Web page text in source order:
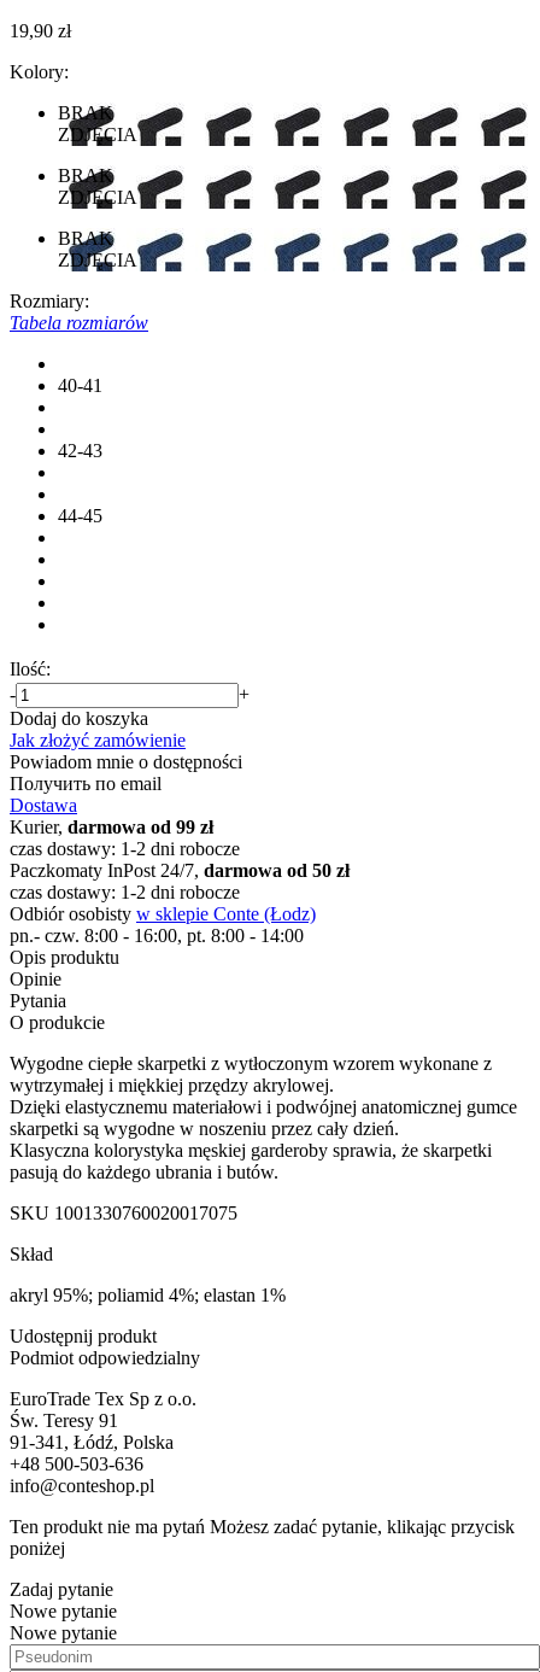
19,90 zł
Kolory:
BRAK
ZDJĘCIA
BRAK
ZDJĘCIA
BRAK
ZDJĘCIA
Rozmiary:
Tabela rozmiarów
40-41
42-43
44-45
Ilość:
-
+
Dodaj do koszyka
Jak złożyć zamówienie
Powiadom mnie o dostępności
Получить по email
Dostawa
Kurier, darmowa od 99 zł
czas dostawy: 1-2 dni robocze
Paczkomaty InPost 24/7, darmowa od 50 zł
czas dostawy: 1-2 dni robocze
Odbiór osobisty w sklepie Conte (Łodz)
pn.- czw. 8:00 - 16:00, pt. 8:00 - 14:00
Opis produktu
Opinie
Pytania
O produkcie
Wygodne ciepłe skarpetki z wytłoczonym wzorem wykonane z
wytrzymałej i miękkiej przędzy akrylowej.
Dzięki elastycznemu materiałowi i podwójnej anatomicznej gumce
skarpetki są wygodne w noszeniu przez cały dzień.
Klasyczna kolorystyka męskiej garderoby sprawia, że ​​skarpetki
pasują do każdego ubrania i butów.
SKU 1001330760020017075
Skład
akryl 95%; poliamid 4%; elastan 1%
Udostępnij produkt
Podmiot odpowiedzialny
EuroTrade Tex Sp z o.o.
Św. Teresy 91
91-341, Łódź, Polska
+48 500-503-636
info@conteshop.pl
Ten produkt nie ma pytań Możesz zadać pytanie, klikając przycisk
poniżej
Zadaj pytanie
Nowe pytanie
Nowe pytanie